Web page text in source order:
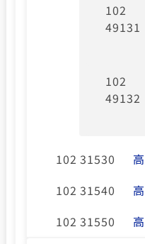
102
49131
102
49132
102 31530
102 31540
102 31550